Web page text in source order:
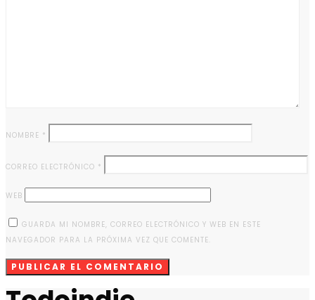
NOMBRE *
CORREO ELECTRÓNICO *
WEB
GUARDA MI NOMBRE, CORREO ELECTRÓNICO Y WEB EN ESTE
NAVEGADOR PARA LA PRÓXIMA VEZ QUE COMENTE.